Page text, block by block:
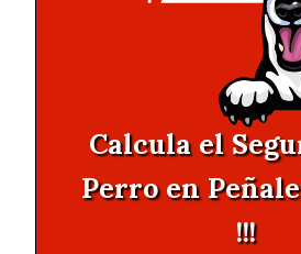
Calcula el
Perro en
!!!